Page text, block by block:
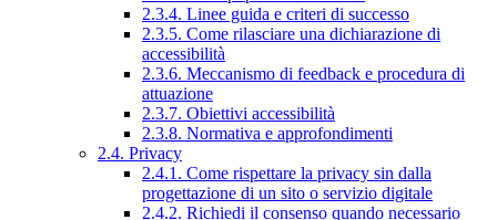
2.3.4. Linee guida e criteri di successo
2.3.5. Come rilasciare una dichiarazione di
accessibilità
2.3.6. Meccanismo di feedback e procedura di
attuazione
2.3.7. Obiettivi accessibilità
2.3.8. Normativa e approfondimenti
2.4. Privacy
2.4.1. Come rispettare la privacy sin dalla
progettazione di un sito o servizio digitale
2.4.2. Richiedi il consenso quando necessario